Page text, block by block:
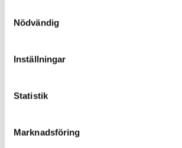
Nödvändig
Inställningar
Statistik
Marknadsföring